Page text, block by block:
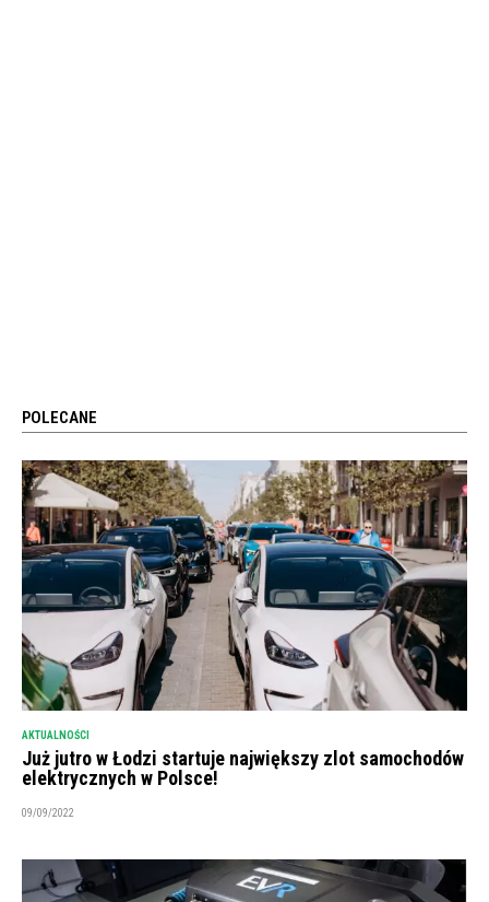
POLECANE
AKTUALNOŚCI
Już jutro w Łodzi startuje największy zlot samochodów
elektrycznych w Polsce!
09/09/2022